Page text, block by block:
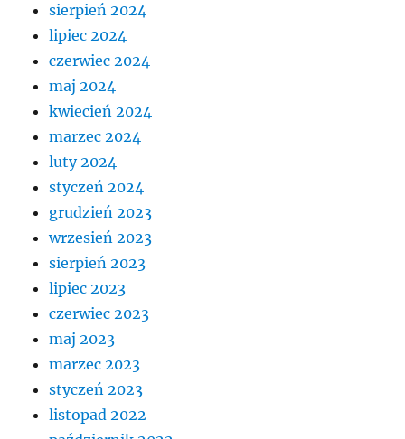
sierpień 2024
lipiec 2024
czerwiec 2024
maj 2024
kwiecień 2024
marzec 2024
luty 2024
styczeń 2024
grudzień 2023
wrzesień 2023
sierpień 2023
lipiec 2023
czerwiec 2023
maj 2023
marzec 2023
styczeń 2023
listopad 2022